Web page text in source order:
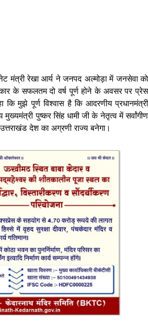
मंत्री रेखा आर्य ने जनपद अल्मोड़ा में जनसेवा को
के सफलतम दो वर्ष पूर्ण होने के अवसर पर प्रेस
कि मुझे पूर्ण विश्वास है कि आदरणीय प्रधानमंत्री
मुख्यमंत्री पुष्कर सिंह धामी जी के नेतृत्व में सर्वांगीण
देश का अग्रणी राज्य बनेगा।